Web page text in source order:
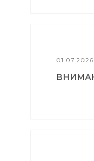
01.07.2026